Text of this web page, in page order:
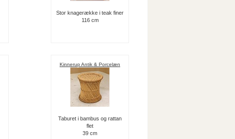
Stor knagerække i teak finer
116 cm
Kinnerup Antik & Porcelæn
Taburet i bambus og rattan
flet
39 cm